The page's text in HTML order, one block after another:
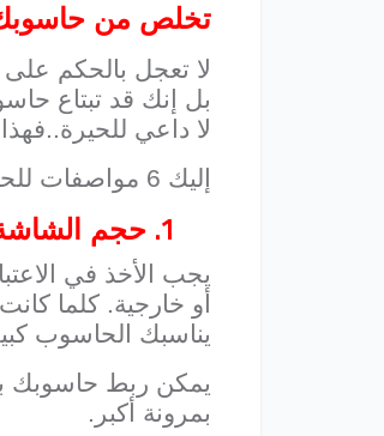
تخلص من
لا تعجل بالحكم
بل إنك قد تبتاع
لا داعي
إليك 6 مواصفات للحاسوب المنشود، فقط تابع!
1. حجم
يجب الأخذ في
يناسبك الحاسوب
يمكن ربط حاسوبك
بمرونة أكبر.